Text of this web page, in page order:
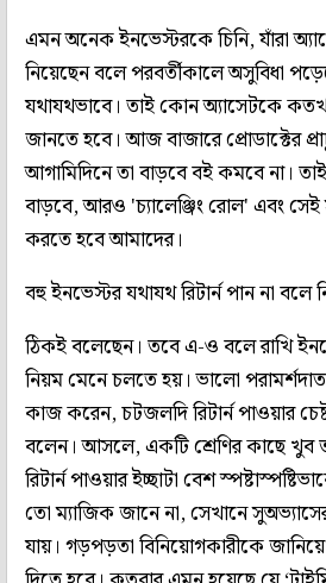
এমন অনেক ইনভেস্টরকে চিনি, যাঁরা
নিয়েছেন বলে পরবর্তীকালে অসুবিধা
যথাযথভাবে। তাই কোন অ‌্যাসেটকে
জানতে হবে। আজ বাজারে প্রোডাক্টের
আগামিদিনে তা বাড়বে বই কমবে না।
বাড়বে, আরও 'চ‌্যালেঞ্জিং রোল' এবং সেই
করতে হবে আমাদের।
বহু ইনভেস্টর যথাযথ রিটার্ন পান না
ঠিকই বলেছেন। তবে এ-ও বলে রাখি
নিয়ম মেনে চলতে হয়। ভালো
কাজ করেন, চটজলদি রিটার্ন পাওয়ার
বলেন। আসলে, একটি শ্রেণির কাছে খুব
রিটার্ন পাওয়ার ইচ্ছাটা বেশ
তো ম‌্যাজিক জানে না, সেখানে
যায়। গড়পড়তা বিনিয়োগকারীকে